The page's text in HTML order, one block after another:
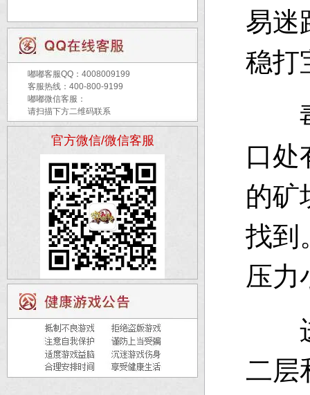
嘟嘟客服QQ： 4008009199
客服热线：400-800-9199
嘟嘟微信客服：
请扫描下方二维码联系
官方微信/微信客服
易迷
稳打
毒
口处
的矿
找到
压力
进
二层